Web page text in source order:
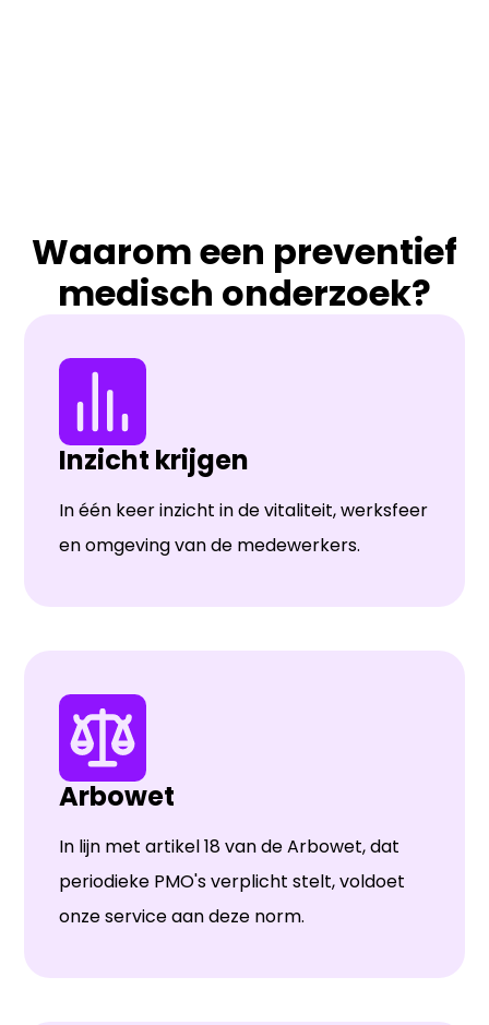
Waarom een preventief
medisch onderzoek?
Inzicht krijgen
In één keer inzicht in de vitaliteit, werksfeer
en omgeving van de medewerkers.
Arbowet
In lijn met artikel 18 van de Arbowet, dat
periodieke PMO's verplicht stelt, voldoet
onze service aan deze norm.